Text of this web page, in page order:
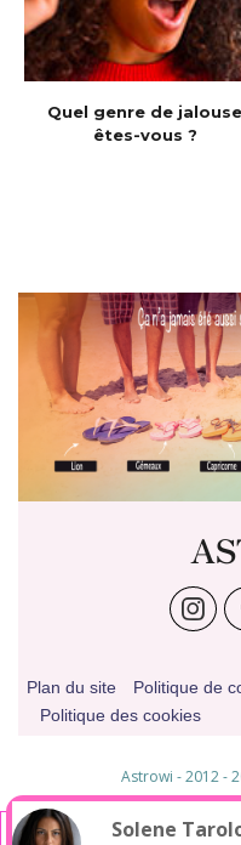
Quel genre de jalouse
êtes-vous ?
Plan du site Politique de
Politique des cookies
Astrowi - 2012 -
Solene
En poursuivant votre navigation